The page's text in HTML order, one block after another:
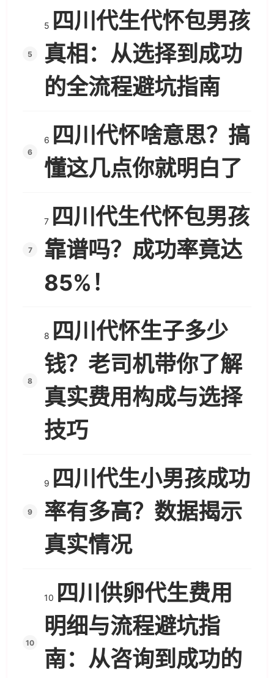
5
四川代生代怀包男孩
真相：从选择到成功
的全流程避坑指南
6
四川代怀啥意思？搞
懂这几点你就明白了
7
四川代生代怀包男孩
靠谱吗？成功率竟达
85%！
8
四川代怀生子多少
钱？老司机带你了解
真实费用构成与选择
技巧
9
四川代生小男孩成功
率有多高？数据揭示
真实情况
10
四川供卵代生费用
明细与流程避坑指
南：从咨询到成功的